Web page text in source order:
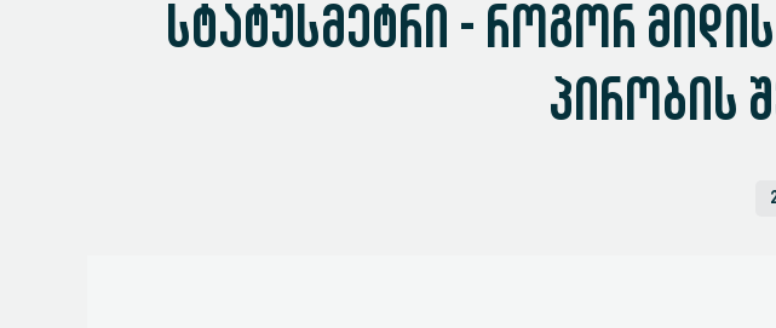
სტატუსმეტრი - როგორ
პირობის